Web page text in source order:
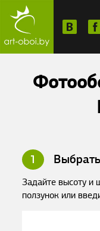
1
Задайте высоту и
ползунок или